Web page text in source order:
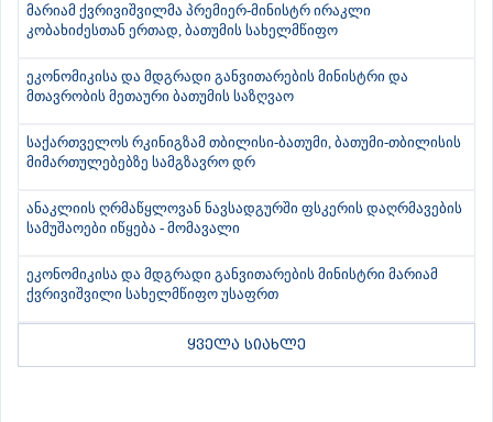
მარიამ ქვრივიშვილმა პრემიერ-მინისტრ ირაკლი
კობახიძესთან ერთად, ბათუმის სახელმწიფო
ეკონომიკისა და მდგრადი განვითარების მინისტრი და
მთავრობის მეთაური ბათუმის საზღვაო
საქართველოს რკინიგზამ თბილისი-ბათუმი, ბათუმი-თბილისის
მიმართულებებზე სამგზავრო დრ
ანაკლიის ღრმაწყლოვან ნავსადგურში ფსკერის დაღრმავების
სამუშაოები იწყება - მომავალი
ეკონომიკისა და მდგრადი განვითარების მინისტრი მარიამ
ქვრივიშვილი სახელმწიფო უსაფრთ
ყველა სიახლე